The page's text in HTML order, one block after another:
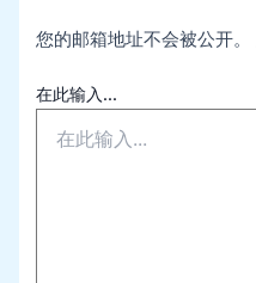
您的邮箱地址不会被公开。
在此输入...